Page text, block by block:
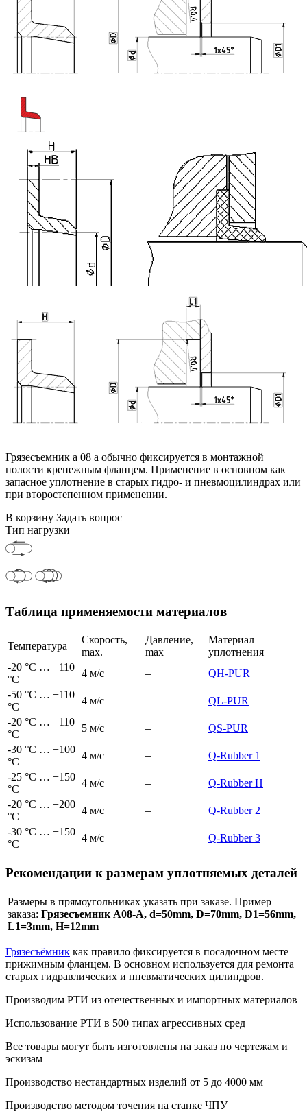
Грязесъемник a 08 a обычно фиксируется в монтажной
полости крепежным фланцем. Применение в основном как
запасное уплотнение в старых гидро- и пневмоцилиндрах или
при второстепенном применении.
В корзину Задать вопрос
Тип нагрузки
Таблица применяемости материалов
Температура
Скорость,
max.
Давление,
max
Материал
уплотнения
-20 °C … +110
°C
4 м/с – QH-PUR
-50 °C … +110
°C
4 м/с – QL-PUR
-20 °C … +110
°C
5 м/с – QS-PUR
-30 °C … +100
°C
4 м/с –
Q-Rubber 1
-25 °C … +150
°C
4 м/с –
Q-Rubber Н
-20 °C … +200
°C
4 м/с –
Q-Rubber 2
-30 °C … +150
°C
4 м/с – Q-Rubber 3
Рекомендации к размерам уплотняемых деталей
Размеры в прямоугольниках указать при заказе. Пример
заказа: Грязесъемник A08-A, d=50mm, D=70mm, D1=56mm,
L1=3mm, H=12mm
Грязесъёмник как правило фиксируется в посадочном месте
прижимным фланцем. В основном используется для ремонта
старых гидравлических и пневматических цилиндров.
Производим РТИ из отечественных и импортных материалов
Использование РТИ в 500 типах агрессивных сред
Все товары могут быть изготовлены на заказ по чертежам и
эскизам
Производство нестандартных изделий от 5 до 4000 мм
Производство методом точения на станке ЧПУ